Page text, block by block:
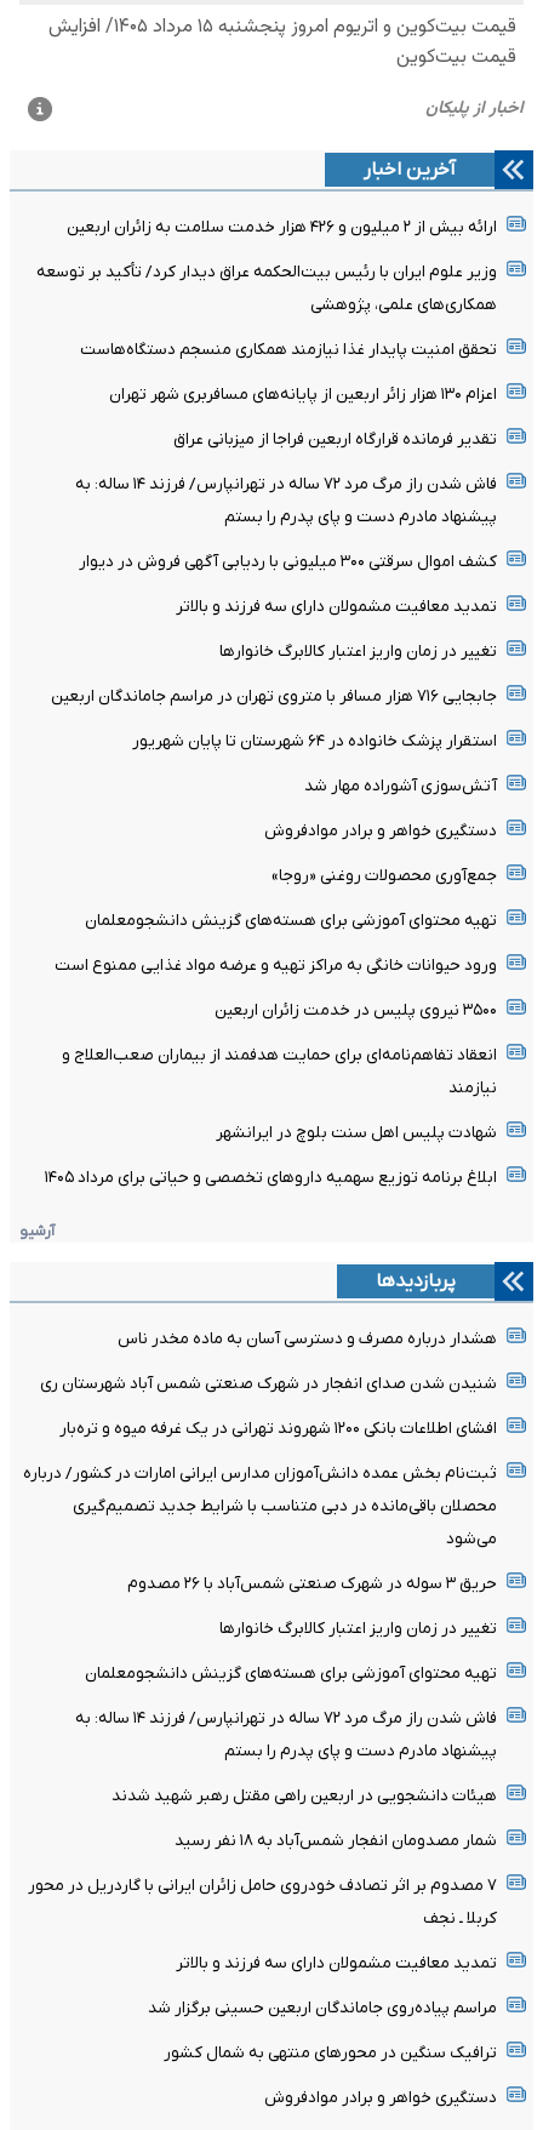
آخرین اخبار
ارائه بیش از ۲ میلیون و ۴۲۶ هزار خدمت سلامت به زائران اربعین
وزیر علوم ایران با رئیس بیت‌الحکمه عراق دیدار کرد/ تأکید بر توسعه
همکاری‌های علمی، پژوهشی
تحقق امنیت پایدار غذا نیازمند همکاری منسجم دستگاه‌‌هاست
اعزام ۱۳۰ هزار زائر اربعین از پایانه‌های مسافربری شهر تهران
تقدیر فرمانده قرارگاه اربعین فراجا از میزبانی عراق
فاش شدن راز مرگ مرد ۷۲ ساله در تهرانپارس/ فرزند ۱۴ ساله: به
پیشنهاد مادرم دست و پای پدرم را بستم
کشف اموال سرقتی ۳۰۰ میلیونی با ردیابی آگهی فروش در دیوار
تمدید معافیت مشمولان دارای سه فرزند و بالا‌تر
تغییر در زمان واریز اعتبار کالابرگ خانوار‌ها
جابجایی ۷۱۶ هزار مسافر با متروی تهران در مراسم جاماندگان اربعین
استقرار پزشک خانواده در ۶۴ شهرستان تا پایان شهریور
آتش‌سوزی آشوراده مهار شد
دستگیری خواهر و برادر موادفروش
جمع‌آوری محصولات روغنی «روجا»
تهیه محتوای آموزشی برای هسته‌های گزینش دانشجومعلمان
ورود حیوانات خانگی به مراکز تهیه و عرضه مواد غذایی ممنوع است
۳۵۰۰ نیروی پلیس در خدمت زائران اربعین
انعقاد تفاهم‌نامه‌ای برای حمایت هدفمند از بیماران صعب‌العلاج و
نیازمند
شهادت پلیس اهل سنت بلوچ در ایرانشهر
ابلاغ برنامه توزیع سهمیه دارو‌های تخصصی و حیاتی برای مرداد ۱۴۰۵
آرشیو
پربازدیدها
هشدار درباره مصرف و دسترسی آسان به ماده مخدر ناس
شنیدن شدن صدای انفجار در شهرک صنعتی شمس آباد شهرستان ری
افشای اطلاعات بانکی ۱۲۰۰ شهروند تهرانی در یک غرفه میوه و تره‌بار
ثبت‌نام بخش عمده دانش‌آموزان مدارس ایرانی امارات در کشور/ درباره
محصلان باقی‌مانده در دبی متناسب با شرایط جدید تصمیم‌گیری
می‌شود
حریق ۳ سوله در شهرک صنعتی شمس‌آباد با ۲۶ مصدوم
تغییر در زمان واریز اعتبار کالابرگ خانوار‌ها
تهیه محتوای آموزشی برای هسته‌های گزینش دانشجومعلمان
فاش شدن راز مرگ مرد ۷۲ ساله در تهرانپارس/ فرزند ۱۴ ساله: به
پیشنهاد مادرم دست و پای پدرم را بستم
هیئات دانشجویی در اربعین راهی مقتل رهبر شهید شدند
شمار مصدومان انفجار شمس‌آباد به ۱۸ نفر رسید
۷ مصدوم بر اثر تصادف خودروی حامل زائران ایرانی با گاردریل در محور
کربلا ـ نجف
تمدید معافیت مشمولان دارای سه فرزند و بالا‌تر
مراسم پیاده‌روی جاماندگان اربعین حسینی برگزار شد
ترافیک سنگین در محورهای منتهی به شمال کشور
دستگیری خواهر و برادر موادفروش